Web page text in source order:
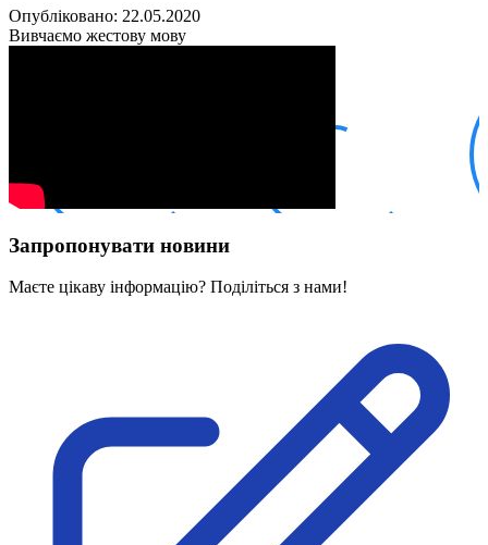
93 роки УТОГ
Історії та спогади ветеранів УТОГ
Історія глухих
Брифінги
Офіційна інформація
Всеукраїнська Рада голів обласних
організацій УТОГ
Всеукраїнська Рада ветеранів УТОГ
Всеукраїнська Рада перекладачів жестової
Всеукраїнська Рада директорів УТОГ
Всеукраїнська молодіжна Рада УТОГ
Опубліковано: 22.05.2020
Вивчаємо жестову мову
Запропонувати новини
Маєте цікаву інформацію? Поділіться з нами!